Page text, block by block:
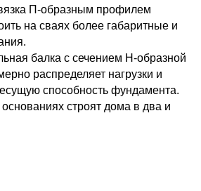
П-образным профилем
на сваях более габаритные и
балка с сечением Н-образной
распределяет нагрузки и
способность фундамента.
строят дома в два и